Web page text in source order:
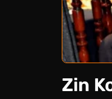
သင်တ
–
တည်န
–
Zin